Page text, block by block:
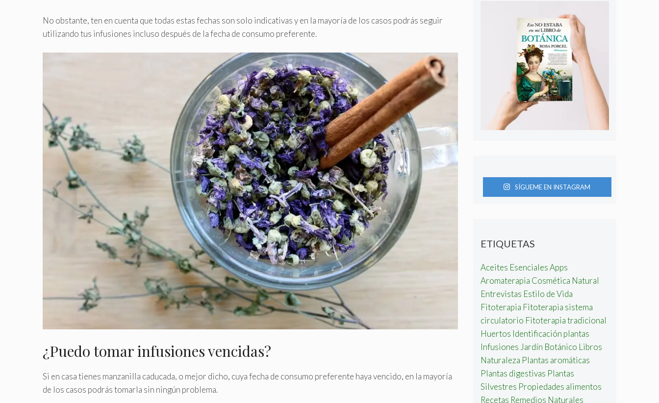
No obstante, ten en cuenta que todas estas fechas son solo indicativas y en la mayoría de los casos podrás seguir
utilizando tus infusiones incluso después de la fecha de consumo preferente.
¿Puedo tomar infusiones vencidas?
Si en casa tienes manzanilla caducada, o mejor dicho, cuya fecha de consumo preferente haya vencido, en la mayoría
de los casos podrás tomarla sin ningún problema.
SÍGUEME EN INSTAGRAM
ETIQUETAS
Aceites EsencialesApps
Aromaterapia Cosmética Natural
Entrevistas Estilo de Vida
Fitoterapia Fitoterapia sistema
circulatorio Fitoterapia tradicional
Huertos Identificación plantas
Infusiones Jardín Botánico Libros
Naturaleza Plantas aromáticas
Plantas digestivas Plantas
Silvestres Propiedades alimentos
Recetas Remedios Naturales